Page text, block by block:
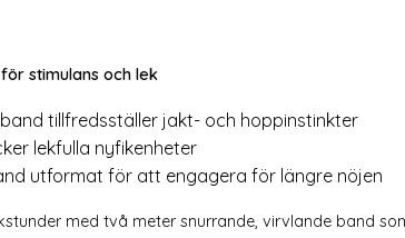
stimulans och lek
tillfredsställer jakt- och hoppinstinkter
lekfulla nyfikenheter
utformat för att engagera för längre nöjen
med två meter snurrande, virvlande band